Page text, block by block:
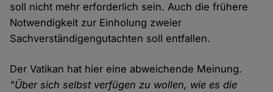
soll nicht mehr erforderlich sein. Auch die frühere
Notwendigkeit zur Einholung zweier
Sachverständigengutachten soll entfallen.
Der Vatikan hat hier eine abweichende Meinung.
"Über sich selbst verfügen zu wollen, wie es die